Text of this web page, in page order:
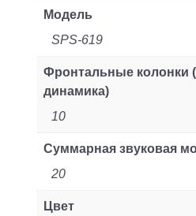
упаковка)
Модель
SPS-619
Фронтальные колонки
динамика)
10
Суммарная звуковая
20
Цвет